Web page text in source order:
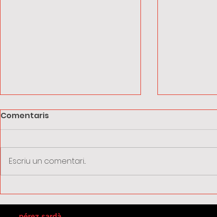
Vacances d'estiu:
recorda sol·licitar els
La taxa
passa a
Comentaris
Escriu un comentari...